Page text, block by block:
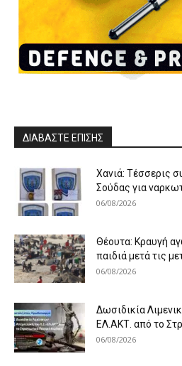
ΔΙΑΒΑΣΤΕ ΕΠΙΣΗΣ
Χανιά: Τέσσερις
Σούδας για
06/08/2026
Θέουτα: Κραυγή
παιδιά μετά τις
06/08/2026
Δωσιδικία
ΕΛ.ΑΚΤ. από το
06/08/2026